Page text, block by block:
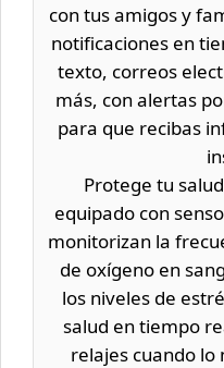
con tus amigos y
notificaciones en
texto, correos
más, con alertas
para que recibas
Protege tu
equipado con
monitorizan la
de oxígeno en
los niveles de
salud en tiempo
relajes cuando lo